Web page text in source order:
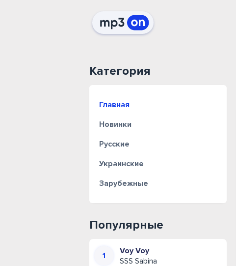
Категория
Главная
Новинки
Русские
Украинские
Зарубежные
Популярные
Voy Voy
SSS Sabina